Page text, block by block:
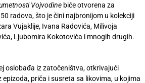
Vojvodine biće otvorena za
radova, što je čini najbronijom u kolekciji
Vujaklije, Ivana Radovića, Milivoja
Ljubomira Kokotovića i mnogih drugih.
oslobađa iz zatočeništva, otkrivajući
priča i susreta sa likovima, u kojima